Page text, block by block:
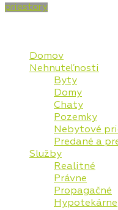
priestory
Domov
Nehnuteľnosti
Byty
Domy
Chaty
Pozemky
Nebytové
Predané a
Služby
Realitné
Právne
Propagačné
Hypotekárne